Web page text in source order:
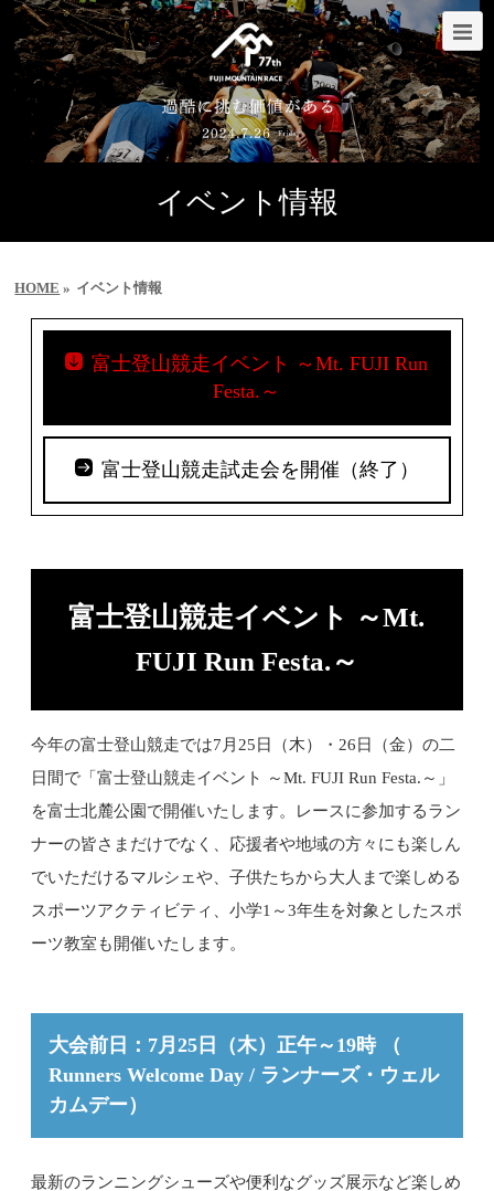
イベント情報
HOME » イベント情報
富士登山競走イベント ～Mt. FUJI Run
Festa.～
富士登山競走試走会を開催（終了）
富士登山競走イベント ～Mt.
FUJI Run Festa.～
今年の富士登山競走では7月25日（木）・26日（金）の二
日間で「富士登山競走イベント ～Mt. FUJI Run Festa.～」
を富士北麓公園で開催いたします。レースに参加するラン
ナーの皆さまだけでなく、応援者や地域の方々にも楽しん
でいただけるマルシェや、子供たちから大人まで楽しめる
スポーツアクティビティ、小学1～3年生を対象としたスポ
ーツ教室も開催いたします。
大会前日：7月25日（木）正午～19時 （
Runners Welcome Day / ランナーズ・ウェル
カムデー）
最新のランニングシューズや便利なグッズ展示など楽しめ